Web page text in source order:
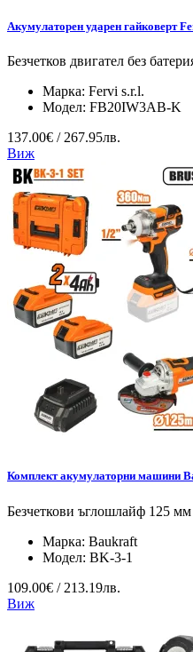
Акумулаторен ударен гайковерт
Безчетков двигател без
Марка: Fervi s.r.l.
Модел: FB20IW3AB-K
137.00€ / 267.95лв.
Виж
Комплект акумулаторни машини
Безчеткови ъглошлайф 125
Марка: Baukraft
Модел: BK-3-1
109.00€ / 213.19лв.
Виж